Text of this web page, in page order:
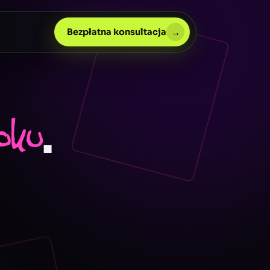
Bezpłatna konsultacja →
.